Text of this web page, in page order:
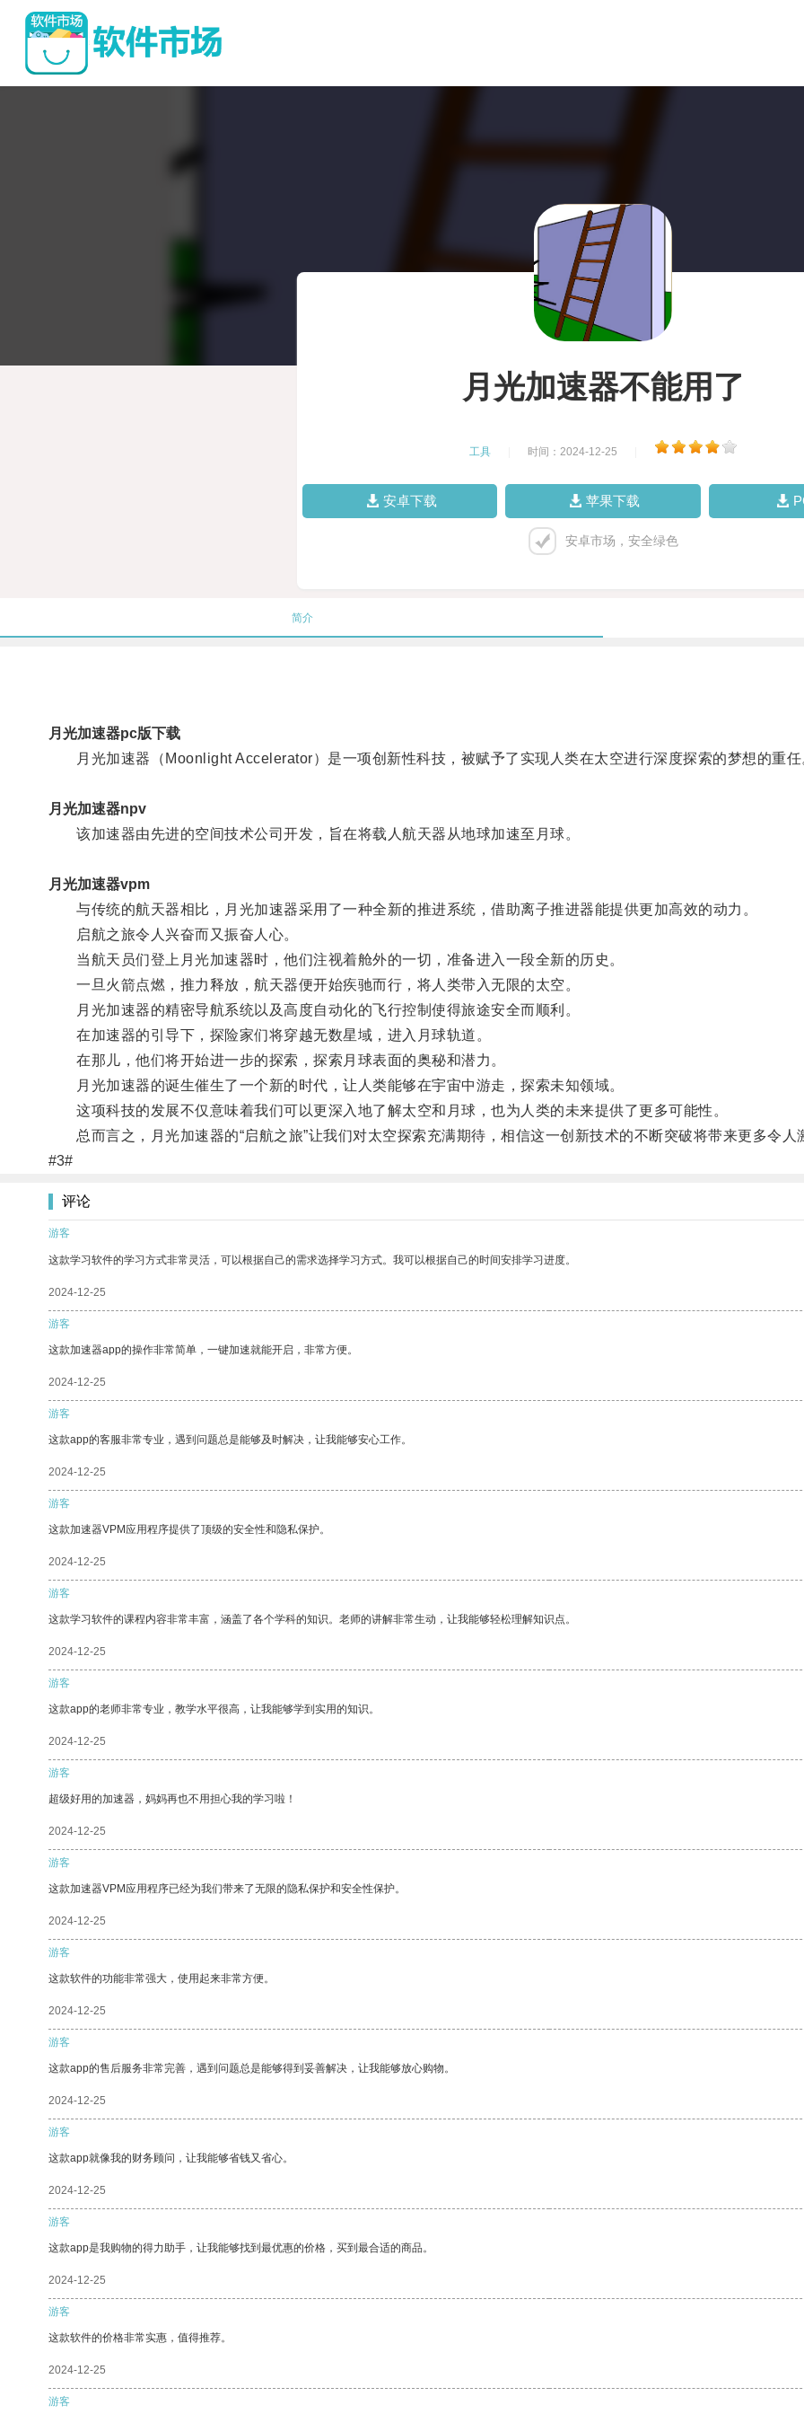
月光加速器不能用了
工具 时间：2024-12-25
安卓下载 苹果下载
安卓市场，安全绿色
简介
月光加速器pc版下载
月光加速器（Moonlight Accelerator）是一项创新性科技，被赋予了实现人类在太空进行深度探索的梦想的重任
月光加速器npv
该加速器由先进的空间技术公司开发，旨在将载人航天器从地球加速至月球。
月光加速器vpm
与传统的航天器相比，月光加速器采用了一种全新的推进系统，借助离子推进器能提供更加高效的动力。
启航之旅令人兴奋而又振奋人心。
当航天员们登上月光加速器时，他们注视着舱外的一切，准备进入一段全新的历史。
一旦火箭点燃，推力释放，航天器便开始疾驰而行，将人类带入无限的太空。
月光加速器的精密导航系统以及高度自动化的飞行控制使得旅途安全而顺利。
在加速器的引导下，探险家们将穿越无数星域，进入月球轨道。
在那儿，他们将开始进一步的探索，探索月球表面的奥秘和潜力。
月光加速器的诞生催生了一个新的时代，让人类能够在宇宙中游走，探索未知领域。
这项科技的发展不仅意味着我们可以更深入地了解太空和月球，也为人类的未来提供了更多可能性。
总而言之，月光加速器的“启航之旅”让我们对太空探索充满期待，相信这一创新技术的不断突破将带来更多令人
#3#
评论
游客
这款学习软件的学习方式非常灵活，可以根据自己的需求选择学习方式。我可以根据自己的时间安排学习进度。
2024-12-25
游客
这款加速器app的操作非常简单，一键加速就能开启，非常方便。
2024-12-25
游客
这款app的客服非常专业，遇到问题总是能够及时解决，让我能够安心工作。
2024-12-25
游客
这款加速器VPM应用程序提供了顶级的安全性和隐私保护。
2024-12-25
游客
这款学习软件的课程内容非常丰富，涵盖了各个学科的知识。老师的讲解非常生动，让我能够轻松理解知识点。
2024-12-25
游客
这款app的老师非常专业，教学水平很高，让我能够学到实用的知识。
2024-12-25
游客
超级好用的加速器，妈妈再也不用担心我的学习啦！
2024-12-25
游客
这款加速器VPM应用程序已经为我们带来了无限的隐私保护和安全性保护。
2024-12-25
游客
这款软件的功能非常强大，使用起来非常方便。
2024-12-25
游客
这款app的售后服务非常完善，遇到问题总是能够得到妥善解决，让我能够放心购物。
2024-12-25
游客
这款app就像我的财务顾问，让我能够省钱又省心。
2024-12-25
游客
这款app是我购物的得力助手，让我能够找到最优惠的价格，买到最合适的商品。
2024-12-25
游客
这款软件的价格非常实惠，值得推荐。
2024-12-25
游客